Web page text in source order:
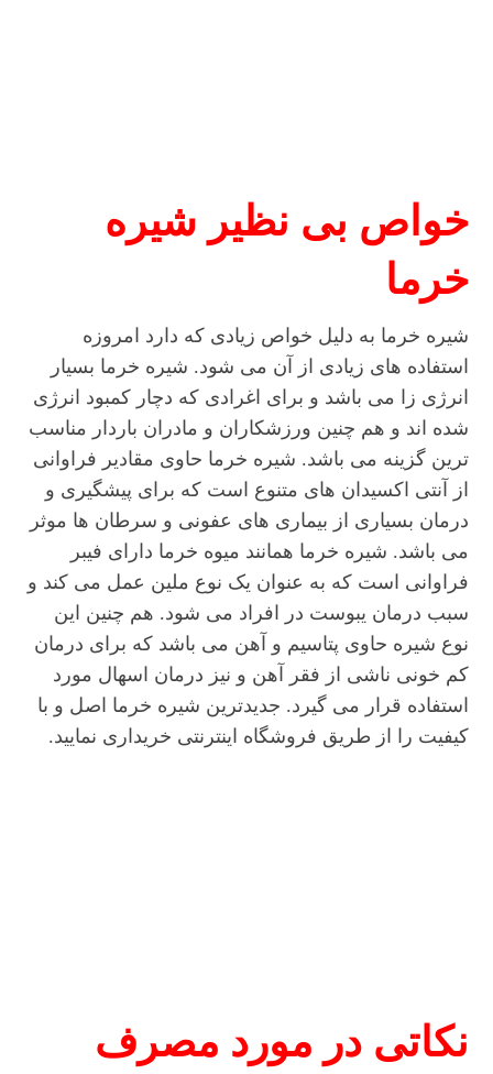
خواص بی نظیر شیره
خرما
شیره خرما به دلیل خواص زیادی که دارد امروزه
استفاده های زیادی از آن می شود. شیره خرما بسیار
انرژی زا می باشد و برای اغرادی که دچار کمبود انرژی
شده اند و هم چنین ورزشکاران و مادران باردار مناسب
ترین گزینه می باشد. شیره خرما حاوی مقادیر فراوانی
از آنتی اکسیدان های متنوع است که برای پیشگیری و
درمان بسیاری از بیماری های عفونی و سرطان ها موثر
می باشد. شیره خرما همانند میوه خرما دارای فیبر
فراوانی است که به عنوان یک نوع ملین عمل می کند و
سبب درمان یبوست در افراد می شود. هم چنین این
نوع شیره حاوی پتاسیم و آهن می باشد که برای درمان
کم خونی ناشی از فقر آهن و نیز درمان اسهال مورد
استفاده قرار می گیرد. جدیدترین شیره خرما اصل و با
کیفیت را از طریق فروشگاه اینترنتی خریداری نمایید.
نکاتی در مورد مصرف